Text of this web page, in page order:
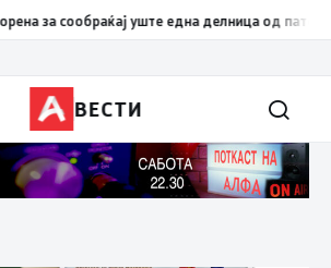
за сообраќај уште една делница од патот
ВЕСТИ